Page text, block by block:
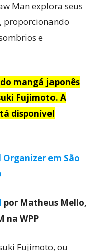
Man explora seus
proporcionando
e
mangá japonês
Fujimoto. A
disponível
Organizer em São
por Matheus Mello,
na WPP
Fujimoto, ou